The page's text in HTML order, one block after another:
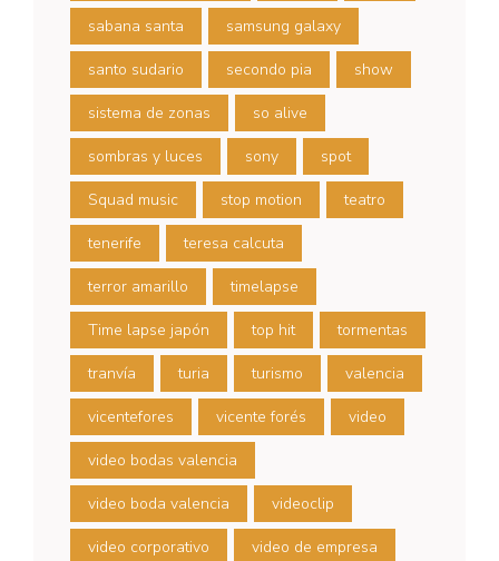
sabana santa samsung galaxy
santo sudario secondo pia show
sistema de zonas so alive
sombras y luces sony spot
Squad music stop motion teatro
tenerife teresa calcuta
terror amarillo timelapse
Time lapse japón top hit tormentas
tranvía turia turismo valencia
vicentefores vicente forés video
video bodas valencia
video boda valencia videoclip
video corporativo video de empresa